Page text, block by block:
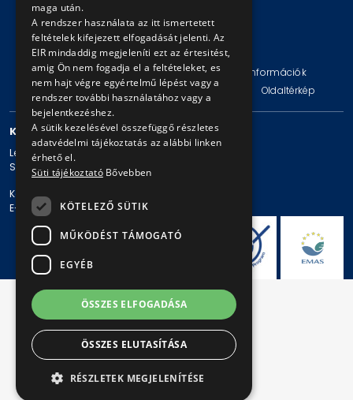
© Copyright 2026 BKV Zrt.
Impresszum Jogi nyilatkozat
Technikai információk
Adatvédelmi politika és tájékoztatások
Oldaltérkép
KAPCSOLAT
Levelezési cím: 1980 Budapest, Pf. 11.
Székhely: 1980 Budapest, Akácfa u. 15.
Központi telefonszám: + 36 1 461-65-00
E-mail cím: bkv@bkv.hu
maga után.
A rendszer használata az itt ismertetett
feltételek kifejezett elfogadását jelenti. Az
EIR mindaddig megjeleníti ezt az értesitést,
amig Ön nem fogadja el a feltételeket, es
nem hajt végre egyértelmű lépést vagy a
rendszer további használatához vagy a
bejelentkezéshez.
A sütik kezelésével összefüggő részletes
adatvédelmi tájékoztatás az alábbi linken
érhető el.
Süti tájékoztató Bővebben
KÖTELEZŐ SÜTIK
MŰKÖDÉST TÁMOGATÓ
EGYÉB
ÖSSZES ELFOGADÁSA
ÖSSZES ELUTASÍTÁSA
RÉSZLETEK MEGJELENÍTÉSE